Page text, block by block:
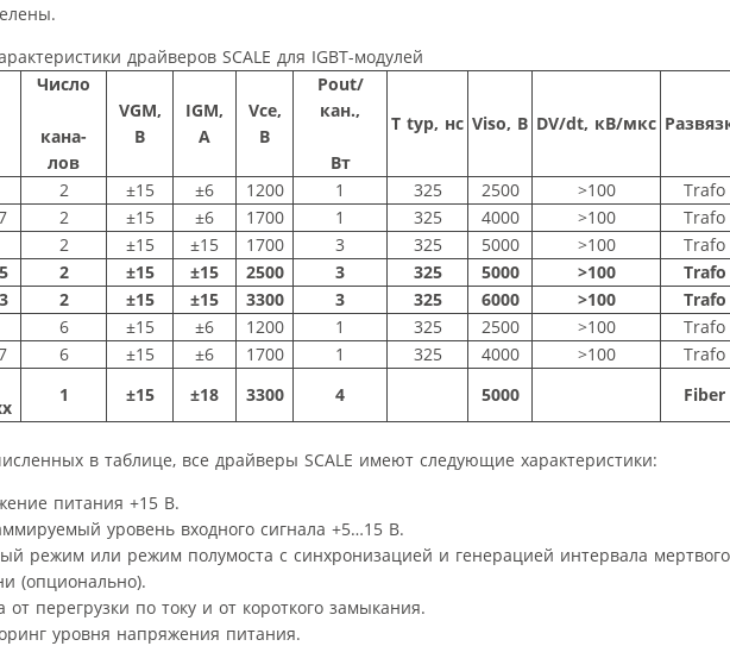
драйверов SCALE для IGBT-модулей
Число
кана-
лов
VGM,
B
IGM,
A
Vce,
B
Pout/
кан.,
Вт
T typ, нс Viso, B DV/dt, кВ/мкс
2 ±15 ±6 1200 1 325 2500 >100
Trafo
2 ±15 ±6 1700 1 325 4000 >100
Trafo
2 ±15 ±15 1700 3 325 5000 >100
Trafo
2 ±15 ±15 2500 3 325 5000 >100
Trafo
2 ±15 ±15 3300 3 325 6000 >100
Trafo
6 ±15 ±6 1200 1 325 2500 >100
Trafo
6 ±15 ±6 1700 1 325 4000 >100 Trafo
1 ±15 ±18 3300 4 5000 Fiber
в таблице, все драйверы SCALE имеют следующие характеристики:
питания +15 В.
уровень входного сигнала +5…15 В.
режим или режим полумоста с синхронизацией и генерацией интервала мертвого
(опционально).
от перегрузки по току и от короткого замыкания.
уровня напряжения питания.